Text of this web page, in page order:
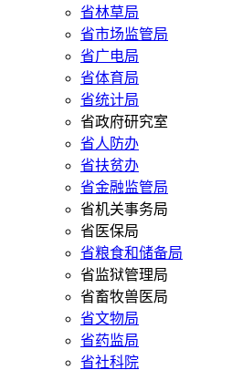
省林草局
省市场监管局
省广电局
省体育局
省统计局
省政府研究室
省人防办
省扶贫办
省金融监管局
省机关事务局
省医保局
省粮食和储备局
省监狱管理局
省畜牧兽医局
省文物局
省药监局
省社科院